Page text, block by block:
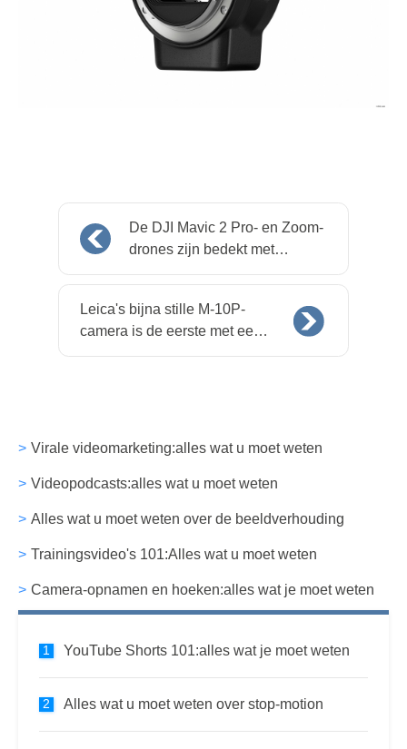
De DJI Mavic 2 Pro- en Zoom-
drones zijn bedekt met
sensoren en gevuld met AI
Leica's bijna stille M-10P-
camera is de eerste met een
touchscreen
Virale videomarketing:alles wat u moet weten
Videopodcasts:alles wat u moet weten
Alles wat u moet weten over de beeldverhouding
Trainingsvideo's 101:Alles wat u moet weten
Camera-opnamen en hoeken:alles wat je moet weten
YouTube Shorts 101:alles wat je moet weten
Alles wat u moet weten over stop-motion